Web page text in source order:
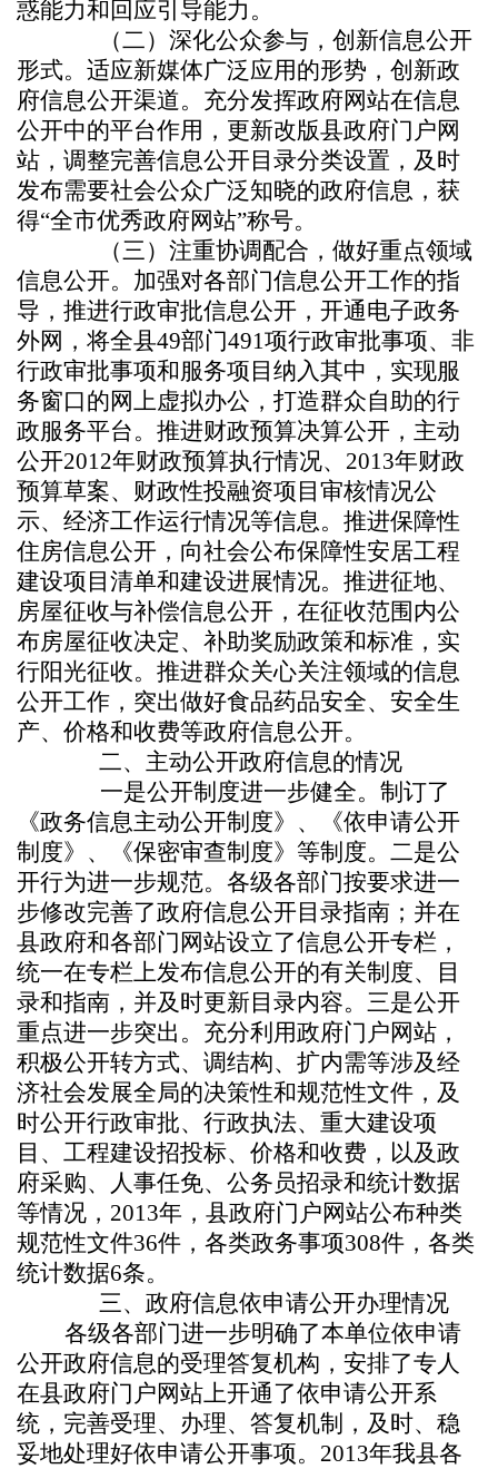
惑能力和回应引导能力。
（二）深化公众参与，创新信息公开
形式。适应新媒体广泛应用的形势，创新政
府信息公开渠道。充分发挥政府网站在信息
公开中的平台作用，更新改版县政府门户网
站，调整完善信息公开目录分类设置，及时
发布需要社会公众广泛知晓的政府信息，获
得“全市优秀政府网站”称号。
（三）注重协调配合，做好重点领域
信息公开。加强对各部门信息公开工作的指
导，推进行政审批信息公开，开通电子政务
外网，将全县49部门491项行政审批事项、非
行政审批事项和服务项目纳入其中，实现服
务窗口的网上虚拟办公，打造群众自助的行
政服务平台。推进财政预算决算公开，主动
公开2012年财政预算执行情况、2013年财政
预算草案、财政性投融资项目审核情况公
示、经济工作运行情况等信息。推进保障性
住房信息公开，向社会公布保障性安居工程
建设项目清单和建设进展情况。推进征地、
房屋征收与补偿信息公开，在征收范围内公
布房屋征收决定、补助奖励政策和标准，实
行阳光征收。推进群众关心关注领域的信息
公开工作，突出做好食品药品安全、安全生
产、价格和收费等政府信息公开。
二、主动公开政府信息的情况
一是公开制度进一步健全。制订了
《政务信息主动公开制度》、《依申请公开
制度》、《保密审查制度》等制度。二是公
开行为进一步规范。各级各部门按要求进一
步修改完善了政府信息公开目录指南；并在
县政府和各部门网站设立了信息公开专栏，
统一在专栏上发布信息公开的有关制度、目
录和指南，并及时更新目录内容。三是公开
重点进一步突出。充分利用政府门户网站，
积极公开转方式、调结构、扩内需等涉及经
济社会发展全局的决策性和规范性文件，及
时公开行政审批、行政执法、重大建设项
目、工程建设招投标、价格和收费，以及政
府采购、人事任免、公务员招录和统计数据
等情况，2013年，县政府门户网站公布种类
规范性文件36件，各类政务事项308件，各类
统计数据6条。
三、政府信息依申请公开办理情况
各级各部门进一步明确了本单位依申请
公开政府信息的受理答复机构，安排了专人
在县政府门户网站上开通了依申请公开系
统，完善受理、办理、答复机制，及时、稳
妥地处理好依申请公开事项。2013年我县各